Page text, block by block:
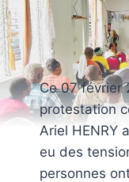
Ce 07 février
protestation
Ariel HENRY
eu des
personnes